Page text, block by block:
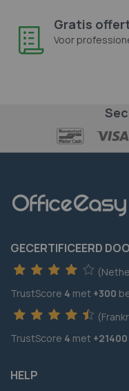
Gratis
Voor
GECERTIFICEERD
TrustScore 4 met +300
TrustScore 4 met +21400
HELP